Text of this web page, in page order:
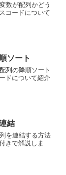
数が配列かどう
コードについて
ソート
列の降順ソート
ドについて紹介
結
を連結する方法
きで解説しま